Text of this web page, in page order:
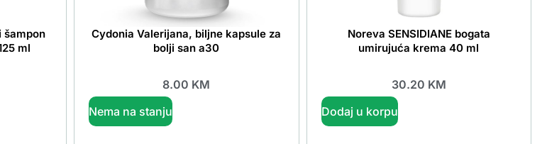
šampon
ml
Cydonia Valerijana, biljne kapsule za
bolji san a30
8.00 KM
Nema na stanju
Noreva SENSIDIANE bogata
umirujuća krema 40 ml
30.20 KM
Dodaj u korpu